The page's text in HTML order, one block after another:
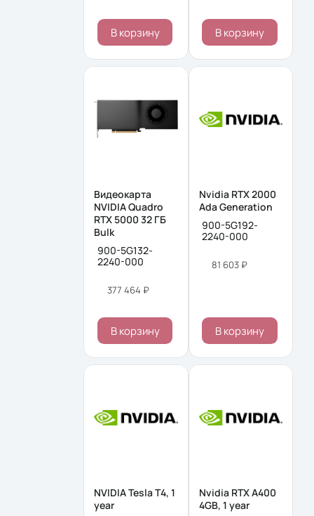
В корзину В корзину
Видеокарта
NVIDIA Quadro
RTX 5000 32 ΓБ
Bulk
900-5G132-
2240-000
377 464 ₽
В корзину
Nvidia RTX 2000
Ada Generation
900-5G192-
2240-000
81 603 ₽
В корзину
NVIDIA Tesla T4, 1
year
Nvidia RTX A400
4GB, 1 year